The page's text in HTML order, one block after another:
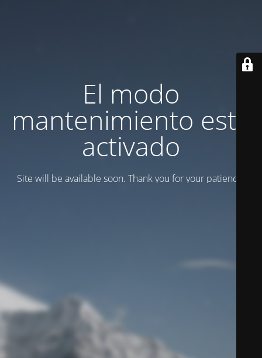
El modo
mantenimiento está
activado
Site will be available soon. Thank you for your patience!